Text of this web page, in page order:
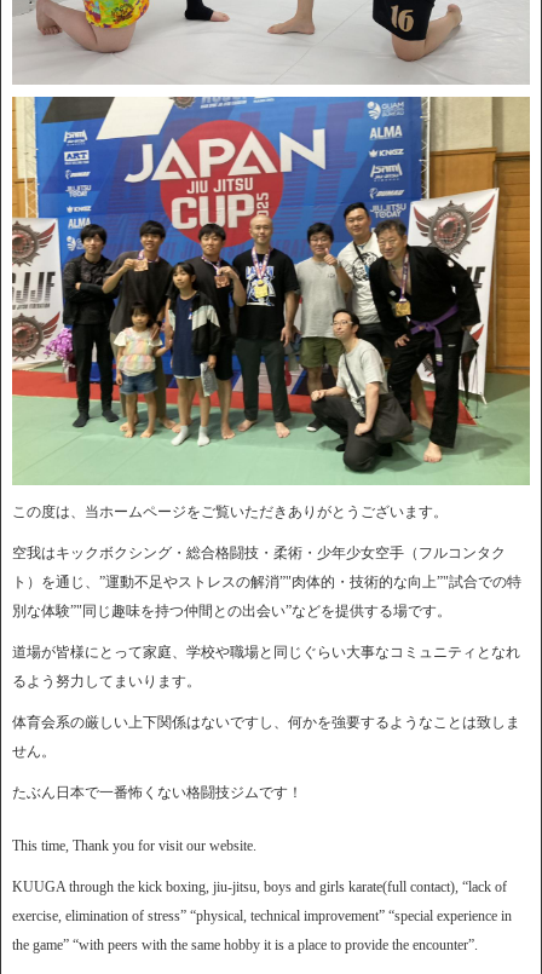
この度は、当ホームページをご覧いただきありがとうございます。
空我はキックボクシング・総合格闘技・柔術・少年少女空手（フルコンタク
ト）を通じ、”運動不足やストレスの解消”"肉体的・技術的な向上”"試合での特
別な体験”"同じ趣味を持つ仲間との出会い”などを提供する場です。
道場が皆様にとって家庭、学校や職場と同じぐらい大事なコミュニティとなれ
るよう努力してまいります。
体育会系の厳しい上下関係はないですし、何かを強要するようなことは致しま
せん。
たぶん日本で一番怖くない格闘技ジムです！
This time, Thank you for visit our website.
KUUGA through the kick boxing, jiu-jitsu, boys and girls karate(full contact), “lack of
exercise, elimination of stress” “physical, technical improvement” “special experience in
the game” “with peers with the same hobby it is a place to provide the encounter”.